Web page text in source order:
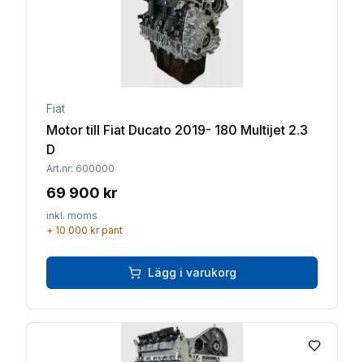
Fiat
Motor till Fiat Ducato 2019- 180 Multijet 2.3
D
Art.nr: 600000
69 900 kr
inkl. moms
+ 10 000 krpant
Lägg i varukorg
Lägg till